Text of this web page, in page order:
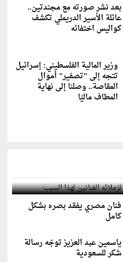
بعد نشر صورته مع مجندتين..
عائلة الأسير الدريملي تكشف
كواليس اختفائه
وزير المالية الفلسطيني: إسرائيل
تتجه إلى "تصفير" أموال
المقاصة.. وصلنا إلى نهاية
المطاف ماليًا
الفنانين لهذا السبب
فنان مصري يفقد بصره بشكل
كامل
ياسمين عبد العزيز توجّه رسالة
شكر للسعودية